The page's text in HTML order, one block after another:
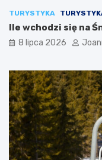
TURYSTYKA
Ile wchodzi się na
8 lipca 2026